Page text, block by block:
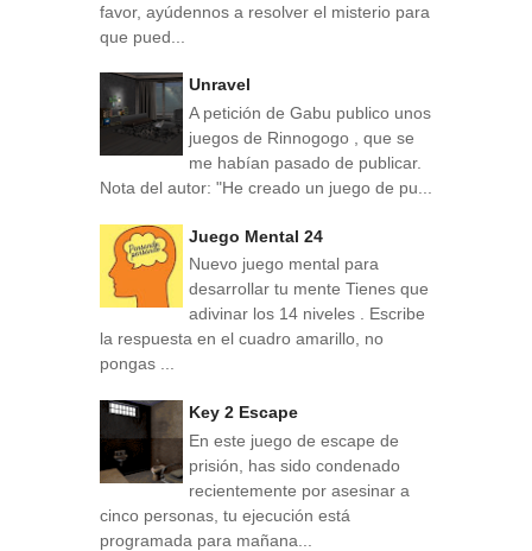
favor, ayúdennos a resolver el misterio para
que pued...
Unravel
A petición de Gabu publico unos
juegos de Rinnogogo , que se
me habían pasado de publicar.
Nota del autor: "He creado un juego de pu...
Juego Mental 24
Nuevo juego mental para
desarrollar tu mente Tienes que
adivinar los 14 niveles . Escribe
la respuesta en el cuadro amarillo, no
pongas ...
Key 2 Escape
En este juego de escape de
prisión, has sido condenado
recientemente por asesinar a
cinco personas, tu ejecución está
programada para mañana...